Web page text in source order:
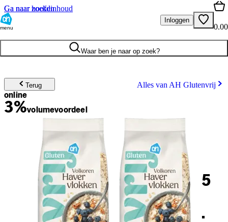
Ga naar hoofdinhoud
Ga naar zoeken
menu
Inloggen
0.00
Waar ben je naar op zoek?
Terug Alles van AH Glutenvrij
online
3%volumevoordeel
5
.